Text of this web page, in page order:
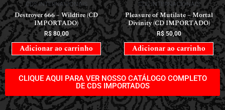
CDS INTERNACIONAIS
Destroyer 666 – Wildfire (CD
IMPORTADO)
R$80,00
Adicionar ao carrinho
CDS INTERNACIONAIS
Pleasure of Mutilate – Mortal
Divinity (CD IMPORTADO)
R$50,00
Adicionar ao carrinho
CLIQUE AQUI PARA VER NOSSO CATÁLOGO COMPLETO
DE CDS IMPORTADOS